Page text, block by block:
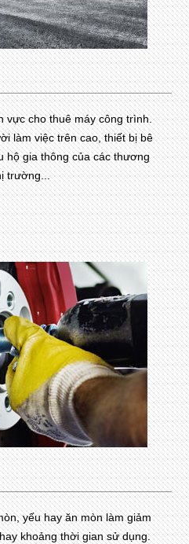
vực cho thuê máy công trình.
làm việc trên cao, thiết bị bê
hộ gia thông của các thương
trường...
yếu hay ăn mòn làm giảm
khoảng thời gian sử dụng.